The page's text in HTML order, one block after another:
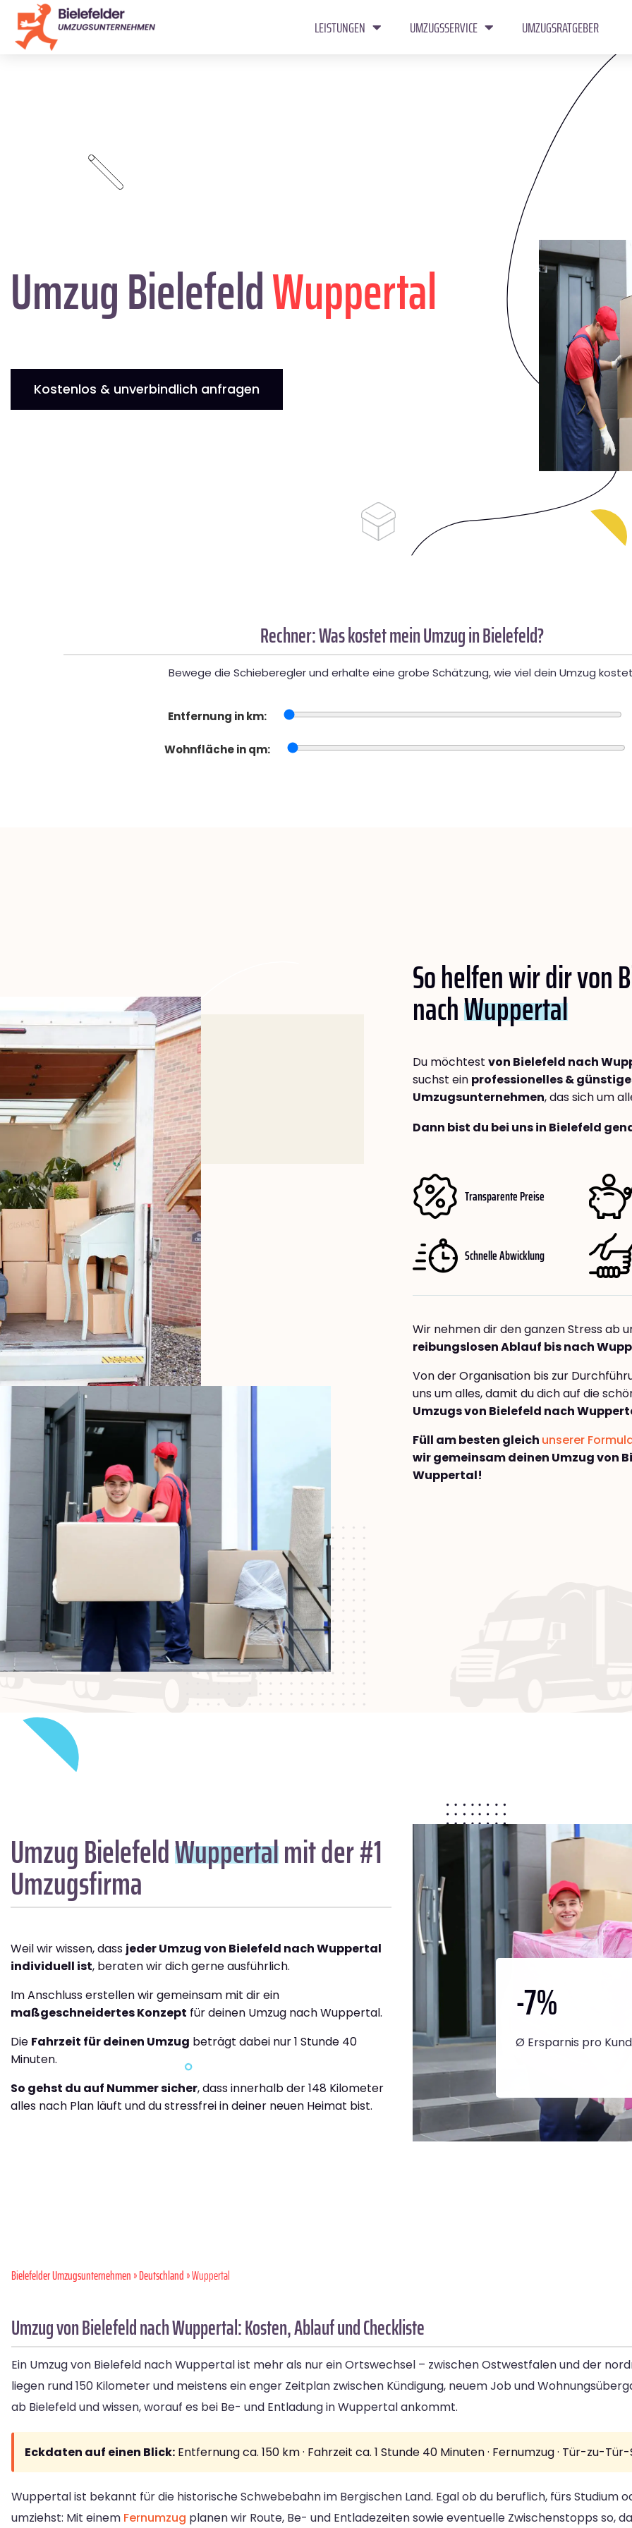
LEISTUNGEN UMZUGSSERVICE UMZUGSRATGEBER
Umzug BielefeldWuppertal
Kostenlos & unverbindlich anfragen
Rechner: Was kostet mein Umzug in Bielefeld?
Bewege die Schieberegler und erhalte eine grobe Schätzung, wie viel dein Umzug
Entfernung in km:
Wohnfläche in qm:
So helfen wir dir von
nachWuppertal
Du möchtest von Bielefeld nach
suchst ein professionelles &
Umzugsunternehmen, das sich um
Dann bist du bei uns in Bielefeld
Transparente Preise
Schnelle Abwicklung
Wir nehmen dir den ganzen Stress ab
reibungslosen Ablauf bis nach
Von der Organisation bis zur
uns um alles, damit du dich auf die
Umzugs von Bielefeld nach
Füll am besten gleich unserer
wir gemeinsam deinen Umzug von
Wuppertal!
Umzug BielefeldWuppertalmit der #1
Umzugsfirma
Weil wir wissen, dass jeder Umzug von Bielefeld nach Wuppertal
individuell ist, beraten wir dich gerne ausführlich.
Im Anschluss erstellen wir gemeinsam mit dir ein
maßgeschneidertes Konzept für deinen Umzug nach Wuppertal.
Die Fahrzeit für deinen Umzug beträgt dabei nur 1 Stunde 40
Minuten.
So gehst du auf Nummer sicher, dass innerhalb der 148 Kilometer
alles nach Plan läuft und du stressfrei in deiner neuen Heimat bist.
-7%
Ø Ersparnis pro
Bielefelder Umzugsunternehmen»Deutschland» Wuppertal
Umzug von Bielefeld nach Wuppertal: Kosten, Ablauf und Checkliste
Ein Umzug von Bielefeld nach Wuppertal ist mehr als nur ein Ortswechsel – zwischen Ostwestfalen und der
liegen rund 150 Kilometer und meistens ein enger Zeitplan zwischen Kündigung, neuem Job und
ab Bielefeld und wissen, worauf es bei Be- und Entladung in Wuppertal ankommt.
Eckdaten auf einen Blick: Entfernung ca. 150 km · Fahrzeit ca. 1 Stunde 40 Minuten · Fernumzug · Tür-zu-
Wuppertal ist bekannt für die historische Schwebebahn im Bergischen Land. Egal ob du beruflich, fürs Studium
umziehst: Mit einem Fernumzug planen wir Route, Be- und Entladezeiten sowie eventuelle Zwischenstopps so,